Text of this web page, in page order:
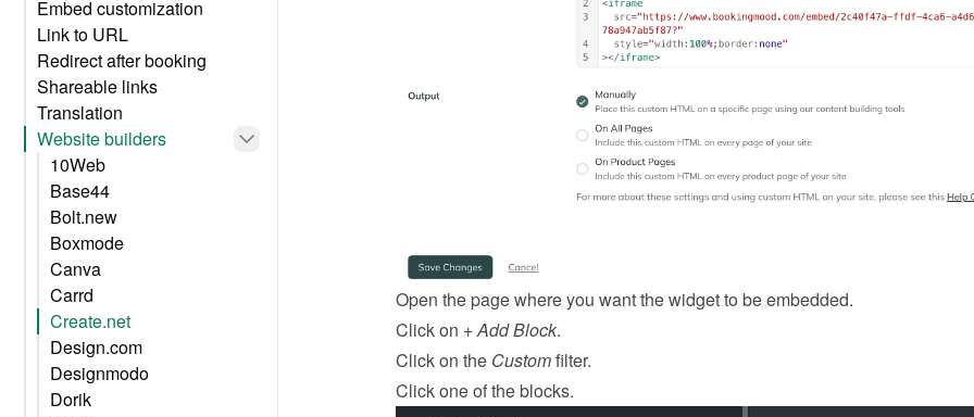
Embed customization
Link to URL
Redirect after booking
Shareable links
Translation
Website builders
10Web
Base44
Bolt.new
Boxmode
Canva
Carrd
Create.net
Design.com
Designmodo
Dorik
Open the page where you want the widget to be embedded.
Click on + Add Block.
Click on the Custom filter.
Click one of the blocks.